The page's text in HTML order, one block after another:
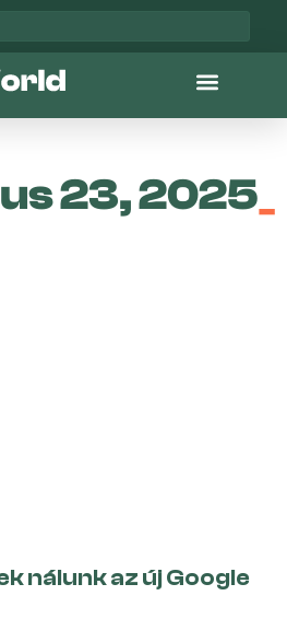
23, 2025
nálunk az új Google